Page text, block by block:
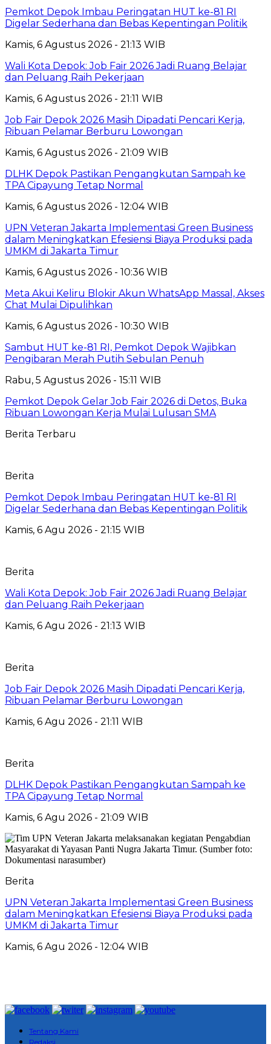
Pemkot Depok Imbau Peringatan HUT ke-81 RI
Digelar Sederhana dan Bebas Kepentingan Politik
Kamis, 6 Agustus 2026 - 21:13 WIB
Wali Kota Depok: Job Fair 2026 Jadi Ruang Belajar
dan Peluang Raih Pekerjaan
Kamis, 6 Agustus 2026 - 21:11 WIB
Job Fair Depok 2026 Masih Dipadati Pencari Kerja,
Ribuan Pelamar Berburu Lowongan
Kamis, 6 Agustus 2026 - 21:09 WIB
DLHK Depok Pastikan Pengangkutan Sampah ke
TPA Cipayung Tetap Normal
Kamis, 6 Agustus 2026 - 12:04 WIB
UPN Veteran Jakarta Implementasi Green Business
dalam Meningkatkan Efesiensi Biaya Produksi pada
UMKM di Jakarta Timur
Kamis, 6 Agustus 2026 - 10:36 WIB
Meta Akui Keliru Blokir Akun WhatsApp Massal, Akses
Chat Mulai Dipulihkan
Kamis, 6 Agustus 2026 - 10:30 WIB
Sambut HUT ke-81 RI, Pemkot Depok Wajibkan
Pengibaran Merah Putih Sebulan Penuh
Rabu, 5 Agustus 2026 - 15:11 WIB
Pemkot Depok Gelar Job Fair 2026 di Detos, Buka
Ribuan Lowongan Kerja Mulai Lulusan SMA
Berita Terbaru
Berita
Pemkot Depok Imbau Peringatan HUT ke-81 RI
Digelar Sederhana dan Bebas Kepentingan Politik
Kamis, 6 Agu 2026 - 21:15 WIB
Berita
Wali Kota Depok: Job Fair 2026 Jadi Ruang Belajar
dan Peluang Raih Pekerjaan
Kamis, 6 Agu 2026 - 21:13 WIB
Berita
Job Fair Depok 2026 Masih Dipadati Pencari Kerja,
Ribuan Pelamar Berburu Lowongan
Kamis, 6 Agu 2026 - 21:11 WIB
Berita
DLHK Depok Pastikan Pengangkutan Sampah ke
TPA Cipayung Tetap Normal
Kamis, 6 Agu 2026 - 21:09 WIB
Berita
UPN Veteran Jakarta Implementasi Green Business
dalam Meningkatkan Efesiensi Biaya Produksi pada
UMKM di Jakarta Timur
Kamis, 6 Agu 2026 - 12:04 WIB
Tentang Kami
Redaksi